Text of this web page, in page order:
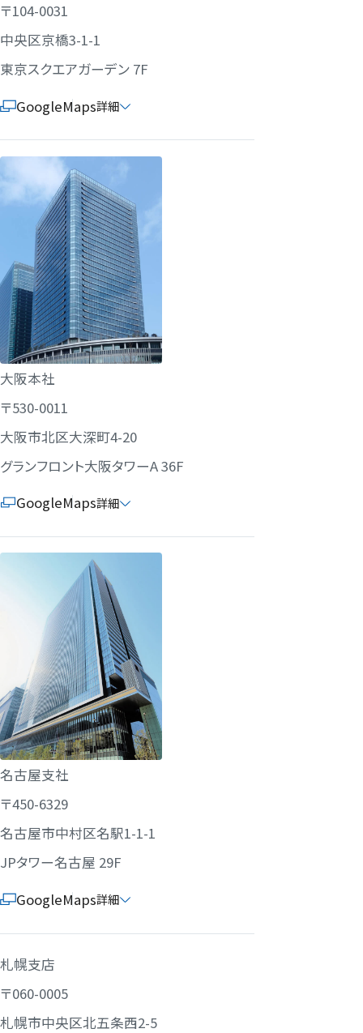
〒104-0031
中央区京橋3-1-1
東京スクエアガーデン 7F
GoogleMaps詳細
大阪本社
〒530-0011
大阪市北区大深町4-20
グランフロント大阪タワーA 36F
GoogleMaps詳細
名古屋支社
〒450-6329
名古屋市中村区名駅1-1-1
JPタワー名古屋 29F
GoogleMaps詳細
札幌支店
〒060-0005
札幌市中央区北五条西2-5